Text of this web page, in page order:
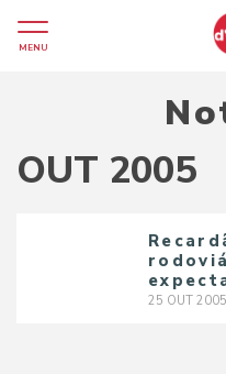
MENU
OUT 2005
25 OUT 2005